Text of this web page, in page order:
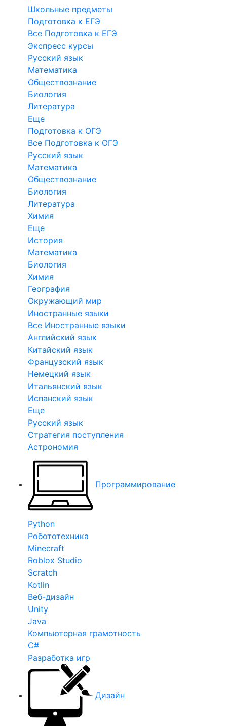
Школьные предметы
Подготовка к ЕГЭ
Все Подготовка к ЕГЭ
Экспресс курсы
Русский язык
Математика
Обществознание
Биология
Литература
Еще
Подготовка к ОГЭ
Все Подготовка к ОГЭ
Русский язык
Математика
Обществознание
Биология
Литература
Химия
Еще
История
Математика
Биология
Химия
География
Окружающий мир
Иностранные языки
Все Иностранные языки
Английский язык
Китайский язык
Французский язык
Немецкий язык
Итальянский язык
Испанский язык
Еще
Русский язык
Стратегия поступления
Астрономия
Программирование
Python
Робототехника
Minecraft
Roblox Studio
Scratch
Kotlin
Веб-дизайн
Unity
Java
Компьютерная грамотность
C#
Разработка игр
Дизайн